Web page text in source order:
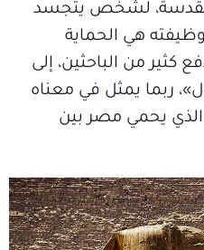
المقدسة، لشخص يتجسد
هي الحماية
كثير من الباحثين، إلى
ربما يمثل في معناه
الذي يحمي مصر بين